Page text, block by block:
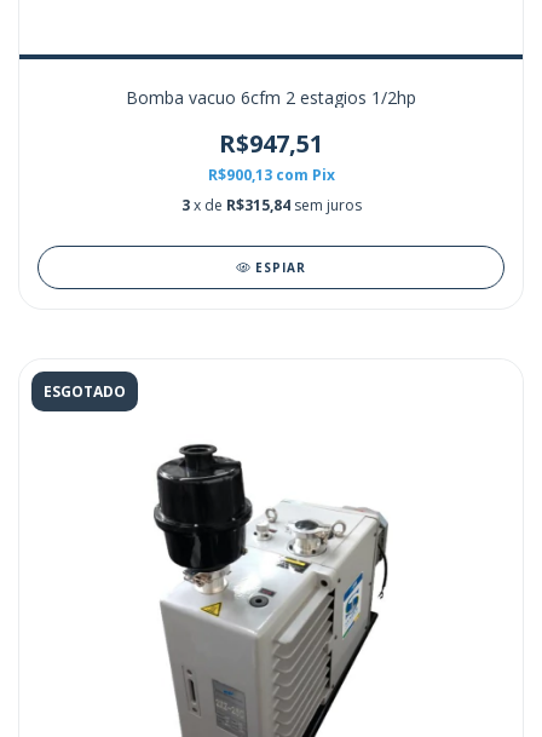
Bomba vacuo 6cfm 2 estagios 1/2hp
R$947,51
R$900,13 com Pix
3 x de R$315,84 sem juros
ESPIAR
ESGOTADO